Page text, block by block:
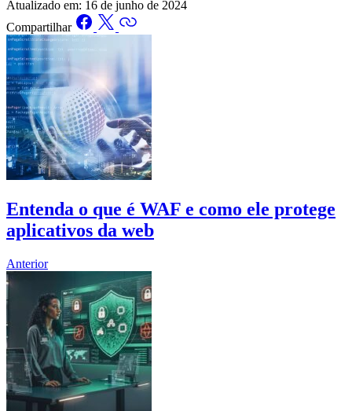
Atualizado em: 16 de junho de 2024
Compartilhar
Entenda o que é WAF e como ele protege
aplicativos da web
Anterior